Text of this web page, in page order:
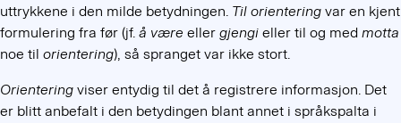
uttrykkene i den milde betydningen. Til orientering var en kjent
formulering fra før (jf. å være eller gjengi eller til og med motta
noe til orientering), så spranget var ikke stort.
Orientering viser entydig til det å registrere informasjon. Det
er blitt anbefalt i den betydingen blant annet i språkspalta i